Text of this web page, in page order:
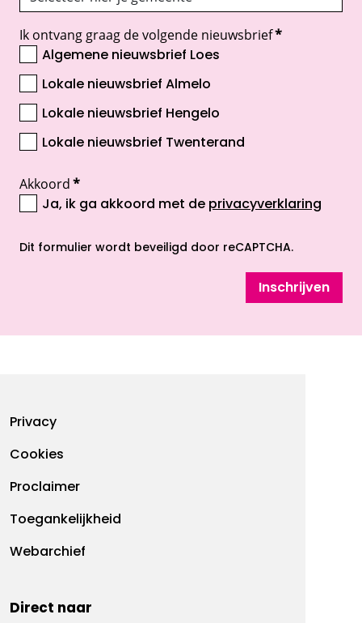
Ik ontvang graag de volgende nieuwsbrief*
Algemene nieuwsbrief Loes
Lokale nieuwsbrief Almelo
Lokale nieuwsbrief Hengelo
Lokale nieuwsbrief Twenterand
Akkoord*
Ja, ik ga akkoord met de privacyverklaring
Dit formulier wordt beveiligd door reCAPTCHA.
Inschrijven
Footermenu
Privacy
Cookies
Proclaimer
Toegankelijkheid
Webarchief
Direct naar